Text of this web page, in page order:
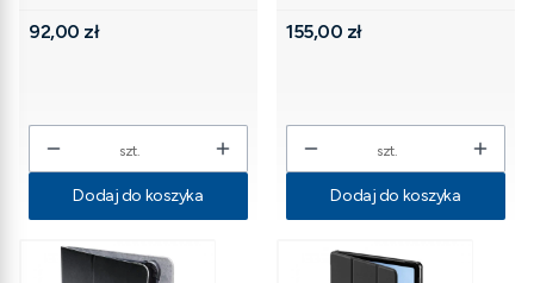
Cena
92,00 zł
szt.
Dodaj do koszyka
Cena
155,00 zł
szt.
Dodaj do koszyka